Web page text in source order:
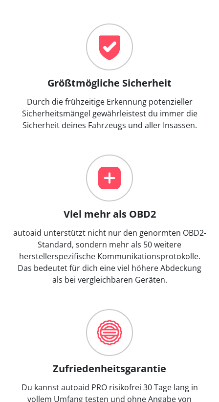
Größtmögliche Sicherheit
Durch die frühzeitige Erkennung potenzieller
Sicherheitsmängel gewährleistest du immer die
Sicherheit deines Fahrzeugs und aller Insassen.
Viel mehr als OBD2
autoaid unterstützt nicht nur den genormten OBD2-
Standard, sondern mehr als 50 weitere
herstellerspezifische Kommunikationsprotokolle.
Das bedeutet für dich eine viel höhere Abdeckung
als bei vergleichbaren Geräten.
Zufriedenheitsgarantie
Du kannst autoaid PRO risikofrei 30 Tage lang in
vollem Umfang testen und ohne Angabe von